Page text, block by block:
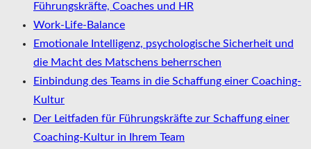
Führungskräfte, Coaches und HR
Work-Life-Balance
Emotionale Intelligenz, psychologische Sicherheit und
die Macht des Matschens beherrschen
Einbindung des Teams in die Schaffung einer Coaching-
Kultur
Der Leitfaden für Führungskräfte zur Schaffung einer
Coaching-Kultur in Ihrem Team